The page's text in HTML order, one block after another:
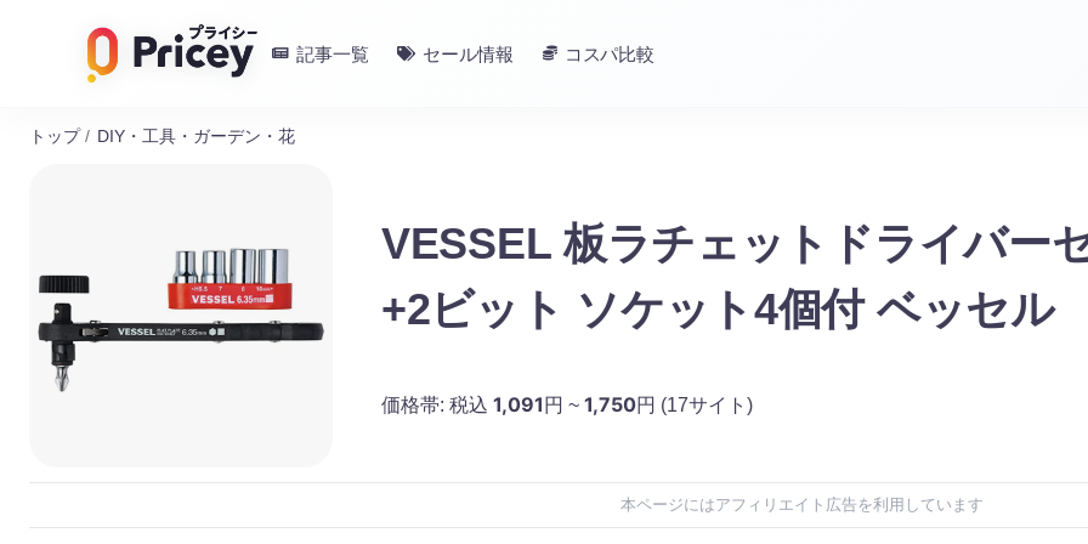
記事一覧 セール情報 コスパ比較
トップ / DIY・工具・ガーデン・花
VESSEL 板ラチェットドライバー
+2ビット ソケット4個付 ベッセル
価格帯: 税込 1,091 円 ~ 1,750円 (17サイト)
本ページにはアフィリエイト広告を利用しています